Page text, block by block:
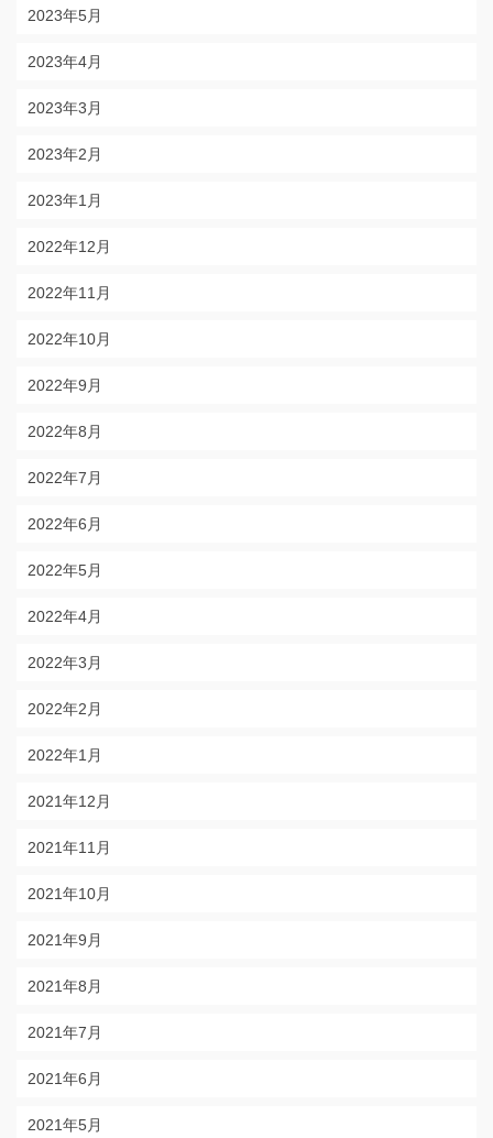
2023年5月
2023年4月
2023年3月
2023年2月
2023年1月
2022年12月
2022年11月
2022年10月
2022年9月
2022年8月
2022年7月
2022年6月
2022年5月
2022年4月
2022年3月
2022年2月
2022年1月
2021年12月
2021年11月
2021年10月
2021年9月
2021年8月
2021年7月
2021年6月
2021年5月